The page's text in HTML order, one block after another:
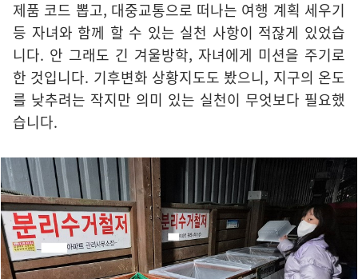
제품 코드 뽑고, 대중교통으로 떠나는 여행 계획 세우기
등 자녀와 함께 할 수 있는 실천 사항이 적잖게 있었습
니다. 안 그래도 긴 겨울방학, 자녀에게 미션을 주기로
한 것입니다. 기후변화 상황지도도 봤으니, 지구의 온도
를 낮추려는 작지만 의미 있는 실천이 무엇보다 필요했
습니다.